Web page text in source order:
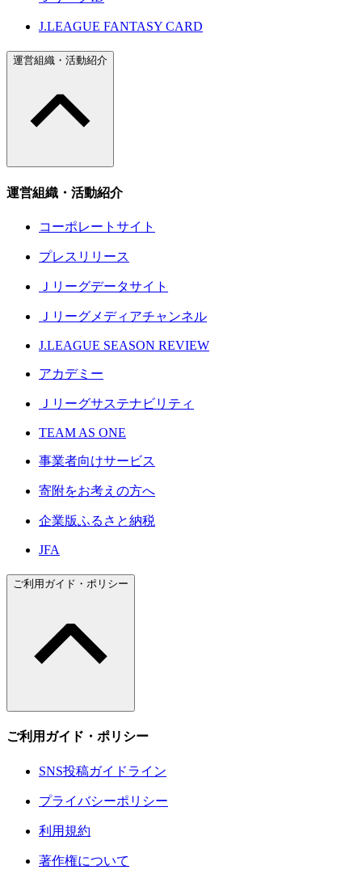
J.LEAGUE FANTASY CARD
運営組織・活動紹介
運営組織・活動紹介
コーポレートサイト
プレスリリース
Ｊリーグデータサイト
Ｊリーグメディアチャンネル
J.LEAGUE SEASON REVIEW
アカデミー
Ｊリーグサステナビリティ
TEAM AS ONE
事業者向けサービス
寄附をお考えの方へ
企業版ふるさと納税
JFA
ご利用ガイド・ポリシー
ご利用ガイド・ポリシー
SNS投稿ガイドライン
プライバシーポリシー
利用規約
著作権について